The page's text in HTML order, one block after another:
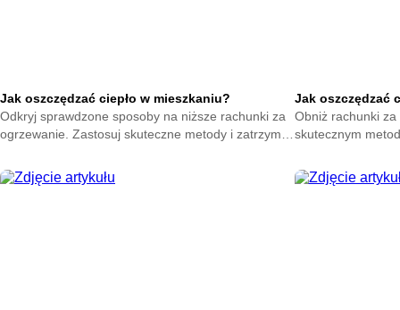
Jak oszczędzać ciepło w mieszkaniu?
Odkryj sprawdzone sposoby na niższe rachunki za
ogrzewanie. Zastosuj skuteczne metody i zatrzymaj
Jak oszczędzać
Obniż rachunki
skutecznym
oszczędzać już